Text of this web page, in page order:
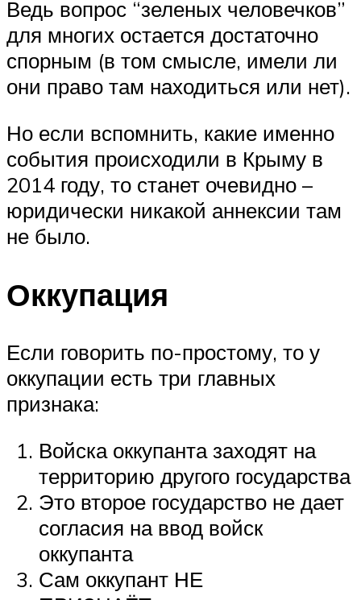
Ведь вопрос “зеленых человечков”
для многих остается достаточно
спорным (в том смысле, имели ли
они право там находиться или нет).
Но если вспомнить, какие именно
события происходили в Крыму в
2014 году, то станет очевидно –
юридически никакой аннексии там
не было.
Оккупация
Если говорить по-простому, то у
оккупации есть три главных
признака:
Войска оккупанта заходят на
территорию другого государства
Это второе государство не дает
согласия на ввод войск
оккупанта
Сам оккупант НЕ